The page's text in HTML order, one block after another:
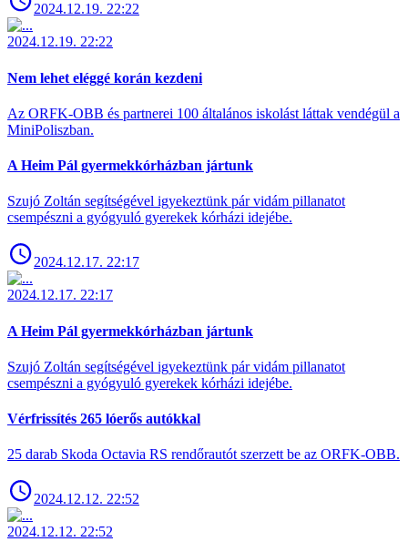
2024.12.19. 22:22
2024.12.19. 22:22
Nem lehet eléggé korán kezdeni
Az ORFK-OBB és partnerei 100 általános iskolást láttak vendégül a
MiniPoliszban.
A Heim Pál gyermekkórházban jártunk
Szujó Zoltán segítségével igyekeztünk pár vidám pillanatot
csempészni a gyógyuló gyerekek kórházi idejébe.
2024.12.17. 22:17
2024.12.17. 22:17
A Heim Pál gyermekkórházban jártunk
Szujó Zoltán segítségével igyekeztünk pár vidám pillanatot
csempészni a gyógyuló gyerekek kórházi idejébe.
Vérfrissítés 265 lóerős autókkal
25 darab Skoda Octavia RS rendőrautót szerzett be az ORFK-OBB.
2024.12.12. 22:52
2024.12.12. 22:52